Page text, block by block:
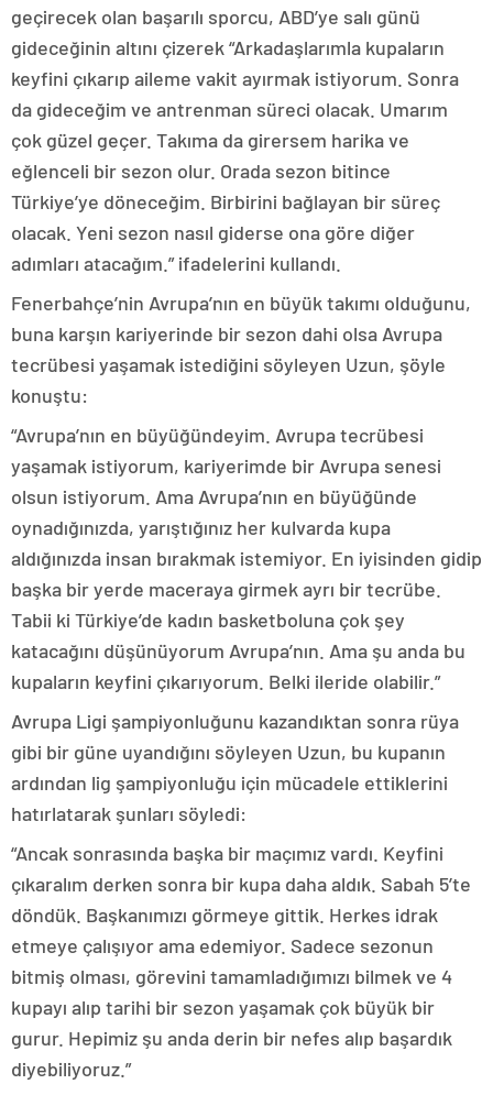
geçirecek olan başarılı sporcu, ABD’ye salı günü
gideceğinin altını çizerek “Arkadaşlarımla kupaların
keyfini çıkarıp aileme vakit ayırmak istiyorum. Sonra
da gideceğim ve antrenman süreci olacak. Umarım
çok güzel geçer. Takıma da girersem harika ve
eğlenceli bir sezon olur. Orada sezon bitince
Türkiye’ye döneceğim. Birbirini bağlayan bir süreç
olacak. Yeni sezon nasıl giderse ona göre diğer
adımları atacağım.” ifadelerini kullandı.
Fenerbahçe’nin Avrupa’nın en büyük takımı olduğunu,
buna karşın kariyerinde bir sezon dahi olsa Avrupa
tecrübesi yaşamak istediğini söyleyen Uzun, şöyle
konuştu:
“Avrupa’nın en büyüğündeyim. Avrupa tecrübesi
yaşamak istiyorum, kariyerimde bir Avrupa senesi
olsun istiyorum. Ama Avrupa’nın en büyüğünde
oynadığınızda, yarıştığınız her kulvarda kupa
aldığınızda insan bırakmak istemiyor. En iyisinden gidip
başka bir yerde maceraya girmek ayrı bir tecrübe.
Tabii ki Türkiye’de kadın basketboluna çok şey
katacağını düşünüyorum Avrupa’nın. Ama şu anda bu
kupaların keyfini çıkarıyorum. Belki ileride olabilir.”
Avrupa Ligi şampiyonluğunu kazandıktan sonra rüya
gibi bir güne uyandığını söyleyen Uzun, bu kupanın
ardından lig şampiyonluğu için mücadele ettiklerini
hatırlatarak şunları söyledi:
“Ancak sonrasında başka bir maçımız vardı. Keyfini
çıkaralım derken sonra bir kupa daha aldık. Sabah 5’te
döndük. Başkanımızı görmeye gittik. Herkes idrak
etmeye çalışıyor ama edemiyor. Sadece sezonun
bitmiş olması, görevini tamamladığımızı bilmek ve 4
kupayı alıp tarihi bir sezon yaşamak çok büyük bir
gurur. Hepimiz şu anda derin bir nefes alıp başardık
diyebiliyoruz.”